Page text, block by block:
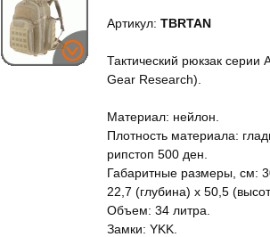
Артикул: TBRTAN
Тактический рюкзак серии
Gear Research).
Материал: нейлон.
Плотность материала:
рипстоп 500 ден.
Габаритные размеры, см:
22,7 (глубина) x 50,5
Объем: 34 литра.
Замки: YKK.